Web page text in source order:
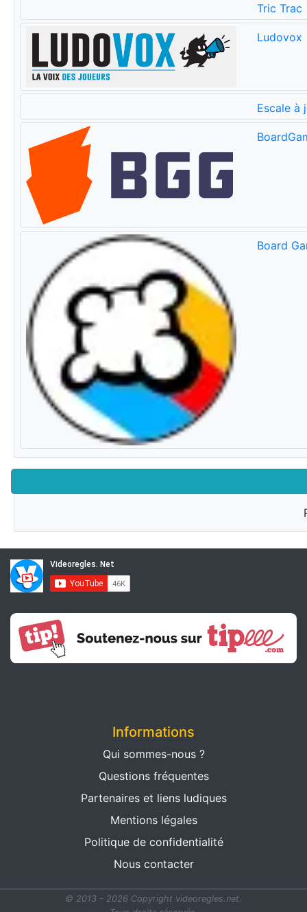
Tric Trac
Ludovox
Escale à
Board
Informations
Qui sommes-nous ?
Questions fréquentes
Partenaires et liens ludiques
Mentions légales
Politique de confidentialité
Nous contacter
© 2013 - 2026 Copyright videoregles.net.